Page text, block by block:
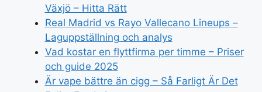
Växjö – Hitta Rätt
Real Madrid vs Rayo Vallecano Lineups –
Laguppställning och analys
Vad kostar en flyttfirma per timme – Priser
och guide 2025
Är vape bättre än cigg – Så Farligt Är Det